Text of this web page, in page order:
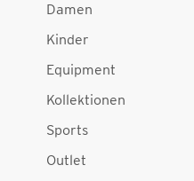
Damen
Kinder
Equipment
Kollektionen
Sports
Outlet